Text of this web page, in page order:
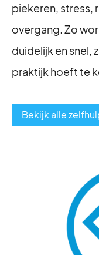
piekeren, stress,
overgang. Zo
duidelijk en snel,
praktijk hoeft te
Bekijk alle